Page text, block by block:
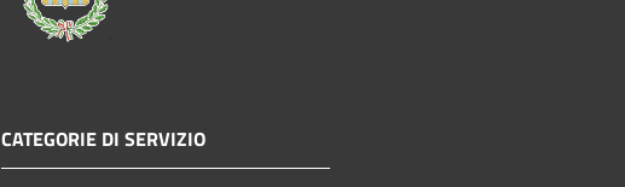
CATEGORIE DI SERVIZIO